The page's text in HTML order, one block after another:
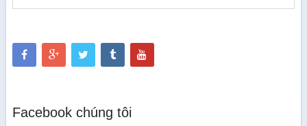
Facebook chúng tôi